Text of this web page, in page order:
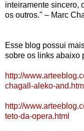
inteiramente sincero,
os outros." – Marc
Esse blog possui
sobre os links abaixo
http://
chagall-aleko-and.html
http://
teto-da-opera.html